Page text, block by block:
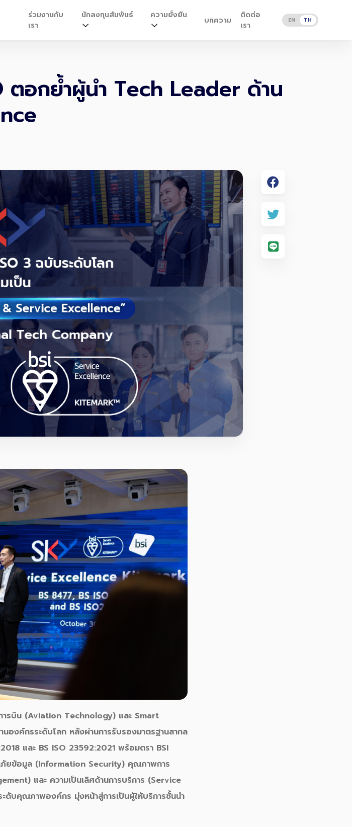
ร่วมงานกับ
เรา
นักลงทุนสัมพันธ์ ความยั่งยืน บทความ
ติดต่อ
เรา
EN TH
ตอกย้ำผู้นำ Tech Leader ด้าน
ารบิน (Aviation Technology) และ Smart
องค์กรระดับโลก หลังผ่านการรับรองมาตรฐานสากล
และ BS ISO 23592:2021 พร้อมตรา BSI
ยข้อมูล (Information Security) คุณภาพการ
และ ความเป็นเลิศด้านการบริการ (Service
ะดับคุณภาพองค์กร มุ่งหน้าสู่การเป็นผู้ให้บริการชั้นนำ